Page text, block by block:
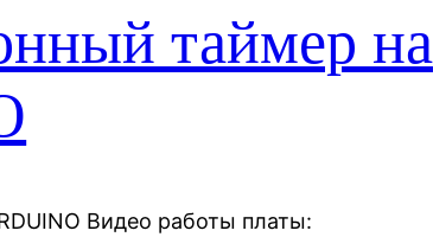
таймер на
Видео работы платы: